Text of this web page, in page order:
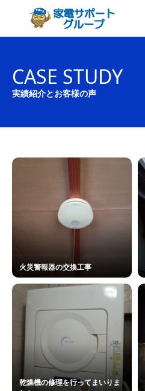
CASE STUDY
実績紹介とお客様の声
火災警報器の交換工事
乾燥機の修理を行ってまいりま